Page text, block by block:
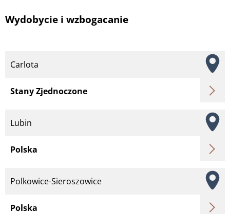
Wydobycie i wzbogacanie
Carlota
Stany Zjednoczone
Lubin
Polska
Polkowice-Sieroszowice
Polska